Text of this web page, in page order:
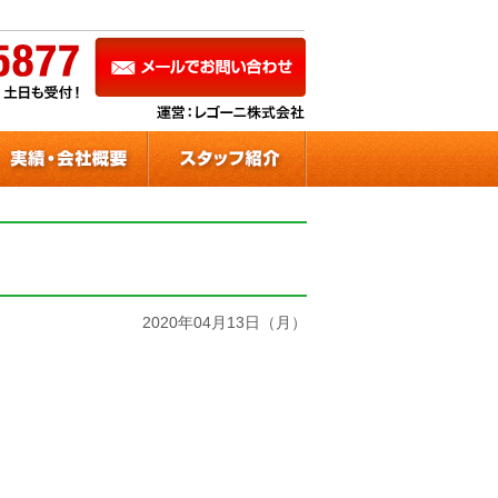
2020年04月13日（月）